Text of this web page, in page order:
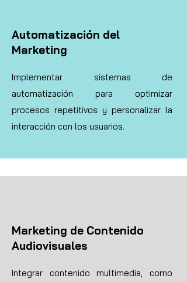
Automatización del
Marketing
Implementar sistemas de
automatización para optimizar
procesos repetitivos y personalizar la
interacción con los usuarios.
Marketing de Contenido
Audiovisuales
Integrar contenido multimedia, como